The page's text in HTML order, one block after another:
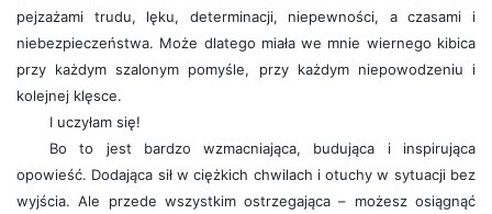
pejzażami trudu, lęku, determinacji, niepewności, a czasami i
niebezpieczeństwa. Może dlatego miała we mnie wiernego kibica
przy każdym szalonym pomyśle, przy każdym niepowodzeniu i
kolejnej klęsce.
I uczyłam się!
Bo to jest bardzo wzmacniająca, budująca i inspirująca
opowieść. Dodająca sił w ciężkich chwilach i otuchy w sytuacji bez
wyjścia. Ale przede wszystkim ostrzegająca – możesz osiągnąć